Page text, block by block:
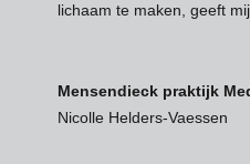
lichaam te maken, geeft
Mensendieck praktijk
Nicolle Helders-Vaessen